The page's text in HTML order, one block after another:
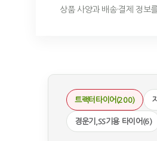
상품 사양과 배송·결제 정보
트랙터타이어(200)
경운기,SS기용 타이어(6)